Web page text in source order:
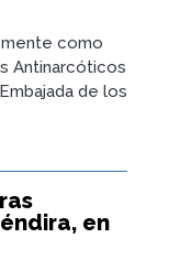
como
Antinarcóticos
de los
en